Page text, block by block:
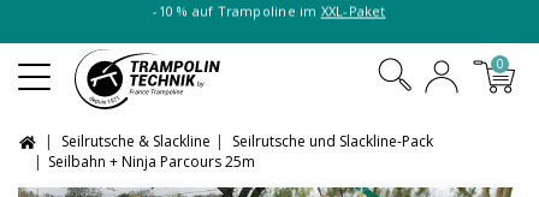
-10 % auf Trampoline imXXL-Paket
0
Seilrutsche & Slackline
Seilrutsche und Slackline-Pack
Seilbahn + Ninja Parcours 25m